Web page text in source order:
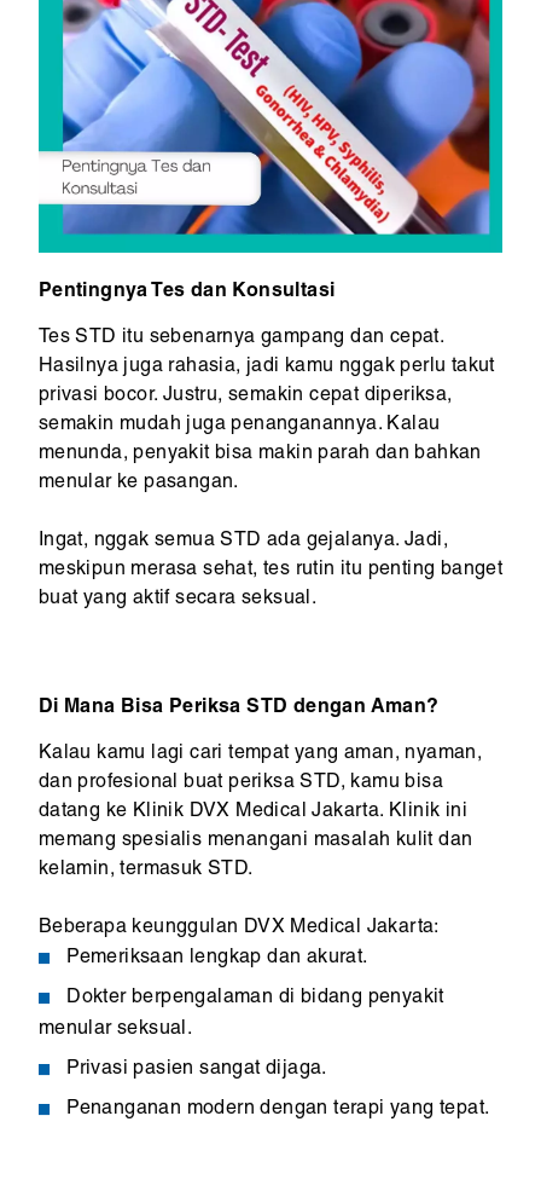
Pentingnya Tes dan Konsultasi
Tes STD itu sebenarnya gampang dan cepat.
Hasilnya juga rahasia, jadi kamu nggak perlu takut
privasi bocor. Justru, semakin cepat diperiksa,
semakin mudah juga penanganannya. Kalau
menunda, penyakit bisa makin parah dan bahkan
menular ke pasangan.
Ingat, nggak semua STD ada gejalanya. Jadi,
meskipun merasa sehat, tes rutin itu penting banget
buat yang aktif secara seksual.
Di Mana Bisa Periksa STD dengan Aman?
Kalau kamu lagi cari tempat yang aman, nyaman,
dan profesional buat periksa STD, kamu bisa
datang ke Klinik DVX Medical Jakarta. Klinik ini
memang spesialis menangani masalah kulit dan
kelamin, termasuk STD.
Beberapa keunggulan DVX Medical Jakarta:
Pemeriksaan lengkap dan akurat.
Dokter berpengalaman di bidang penyakit
menular seksual.
Privasi pasien sangat dijaga.
Penanganan modern dengan terapi yang tepat.